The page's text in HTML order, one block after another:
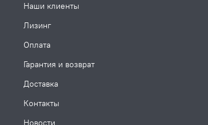
Наши клиенты
Лизинг
Оплата
Гарантия и возврат
Доставка
Контакты
Новости